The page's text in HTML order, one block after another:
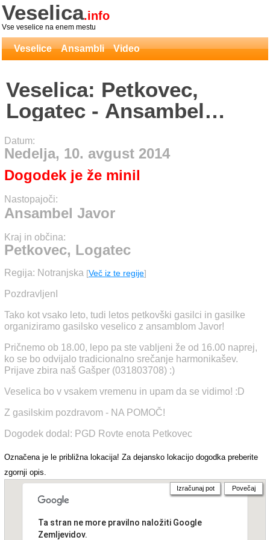
Veselica.info
Vse veselice na enem mestu
Veselice Ansambli Video
Veselica: Petkovec,
Logatec - Ansambel
Javor
Datum:
Nedelja, 10. avgust 2014
Dogodek je že minil
Nastopajoči:
Ansambel Javor
Kraj in občina:
Petkovec, Logatec
Regija: Notranjska [Več iz te regije]
PozdravljenI
Tako kot vsako leto, tudi letos petkovški gasilci in gasilke
organiziramo gasilsko veselico z ansamblom Javor!
Pričnemo ob 18.00, lepo pa ste vabljeni že od 16.00 naprej,
ko se bo odvijalo tradicionalno srečanje harmonikašev.
Prijave zbira naš Gašper (031803708) :)
Veselica bo v vsakem vremenu in upam da se vidimo! :D
Z gasilskim pozdravom - NA POMOČ!
Dogodek dodal: PGD Rovte enota Petkovec
Označena je le približna lokacija! Za dejansko lokacijo dogodka preberite
zgornji opis.
Ta stran ne more pravilno naložiti Google
Zemljevidov.
Izračunaj pot Povečaj